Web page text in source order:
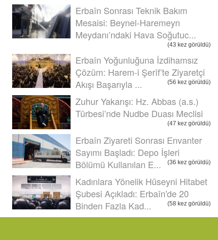
Erbaîn Sonrası Teknik Bakım
Mesaisi: Beynel-Haremeyn
Meydanı’ndaki Hava Soğutuc...
(43 kez görüldü)
Erbaîn Yoğunluğuna İzdihamsız
Çözüm: Harem-i Şerîf’te Ziyaretçi
Akışı Başarıyla ...
(56 kez görüldü)
Zuhur Yakarışı: Hz. Abbas (a.s.)
Türbesi’nde Nudbe Duası Meclisi
(47 kez görüldü)
Erbaîn Ziyareti Sonrası Envanter
Sayımı Başladı: Depo İşleri
Bölümü Kullanılan E...
(36 kez görüldü)
Kadınlara Yönelik Hüseyni Hitabet
Şubesi Açıkladı: Erbaîn'de 20
Binden Fazla Kad...
(58 kez görüldü)